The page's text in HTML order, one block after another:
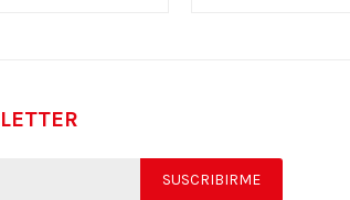
SUSCRIBIRME